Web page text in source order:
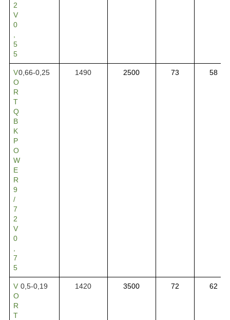
2
V
0
5
5
V
O
R
T
Q
B
K
P
O
W
E
R
9
/
7
2
V
0
7
5
0,66-0,25 1490 2500 73 58
V
O
R
T
0,5-0,19 1420 3500 72 62